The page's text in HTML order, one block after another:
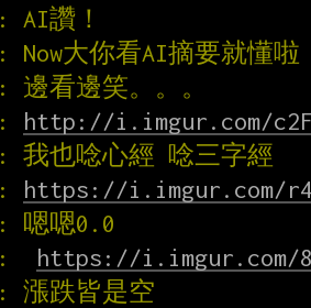
: AI讚！
: Now大你看AI摘要就懂啦
: 邊看邊笑。。。
: http://i.imgur.com/
: 我也唸心經 唸三字經
: https://i.imgur.com/
: 嗯嗯0.0
: https://i.imgur.com/
: 漲跌皆是空